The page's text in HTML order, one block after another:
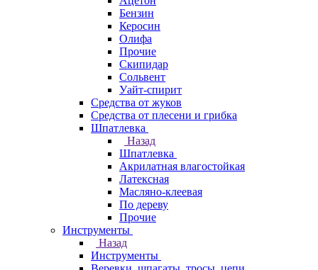
Бензин
Керосин
Олифа
Прочие
Скипидар
Сольвент
Уайт-спирит
Средства от жуков
Средства от плесени и грибка
Шпатлевка
Назад
Шпатлевка
Акрилатная влагостойкая
Латексная
Масляно-клеевая
По дереву
Прочие
Инструменты
Назад
Инструменты